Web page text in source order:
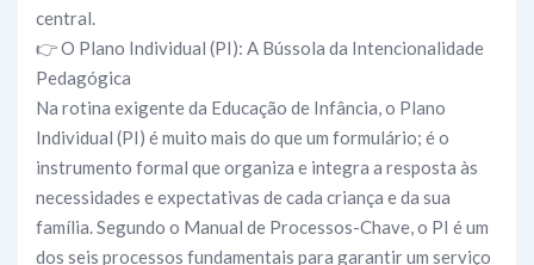
central.
👉 O Plano Individual (PI): A Bússola da Intencionalidade
Pedagógica
Na rotina exigente da Educação de Infância, o Plano
Individual (PI) é muito mais do que um formulário; é o
instrumento formal que organiza e integra a resposta às
necessidades e expectativas de cada criança e da sua
família. Segundo o Manual de Processos-Chave, o PI é um
dos seis processos fundamentais para garantir um serviço